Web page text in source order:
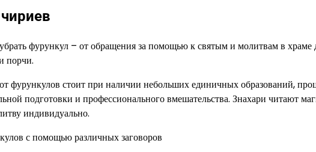
фурункул – от обращения за помощью к святым и молитвам в
порчи.
фурункулов стоит при наличии небольших единичных образований,
подготовки и профессионального вмешательства. Знахари читают
индивидуально.